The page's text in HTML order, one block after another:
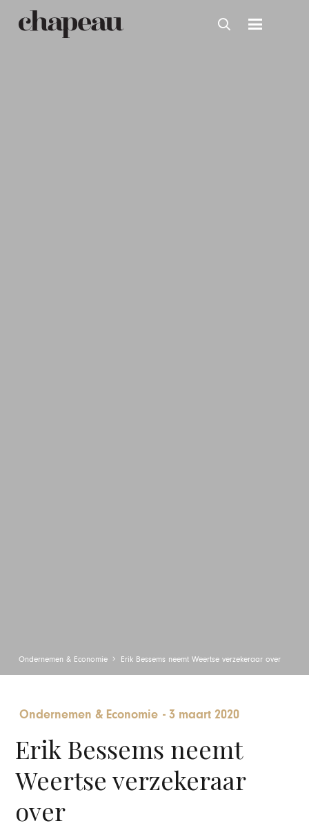
Ondernemen & Economie Erik Bessems neemt Weertse verzekeraar over
Ondernemen & Economie -3 maart 2020
Erik Bessems neemt
Weertse verzekeraar
over